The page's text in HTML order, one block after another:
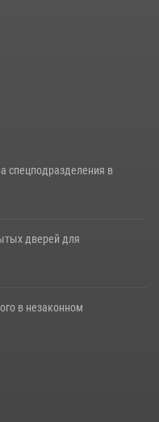
сильнейших
полосы
спецподразделения в
дверей для
в незаконном